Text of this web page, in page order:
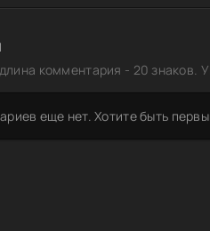
3 / Paddington in
3 / Paddington in
| P
комментария - 20 знаков.
еще нет. Хотите быть